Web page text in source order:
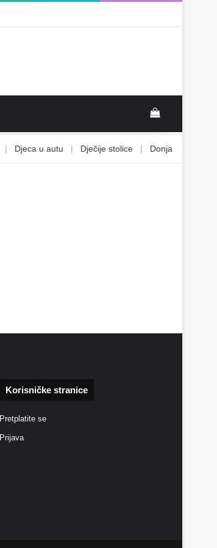
View your
Djeca u autu | Dječije stolice | Donja i gornja
Korisničke stranice
Pretplatite se
Prijava